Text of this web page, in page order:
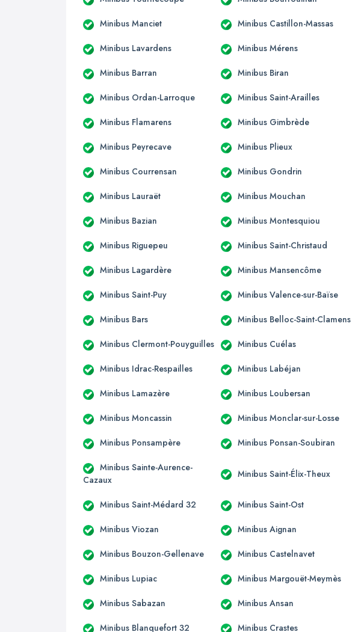
Minibus Manciet Minibus Castillon-Massas
Minibus Lavardens Minibus Mérens
Minibus Barran Minibus Biran
Minibus Ordan-Larroque Minibus Saint-Arailles
Minibus Flamarens Minibus Gimbrède
Minibus Peyrecave Minibus Plieux
Minibus Courrensan Minibus Gondrin
Minibus Lauraët Minibus Mouchan
Minibus Bazian Minibus Montesquiou
Minibus Riguepeu Minibus Saint-Christaud
Minibus Lagardère Minibus Mansencôme
Minibus Saint-Puy Minibus Valence-sur-Baïse
Minibus Bars Minibus Belloc-Saint-Clamens
Minibus Clermont-Pouyguilles Minibus Cuélas
Minibus Idrac-Respailles Minibus Labéjan
Minibus Lamazère Minibus Loubersan
Minibus Moncassin Minibus Monclar-sur-Losse
Minibus Ponsampère Minibus Ponsan-Soubiran
Minibus Sainte-Aurence-
Cazaux
Minibus Saint-Élix-Theux
Minibus Saint-Médard 32 Minibus Saint-Ost
Minibus Viozan Minibus Aignan
Minibus Bouzon-Gellenave Minibus Castelnavet
Minibus Lupiac Minibus Margouët-Meymès
Minibus Sabazan Minibus Ansan
Minibus Blanquefort 32 Minibus Crastes